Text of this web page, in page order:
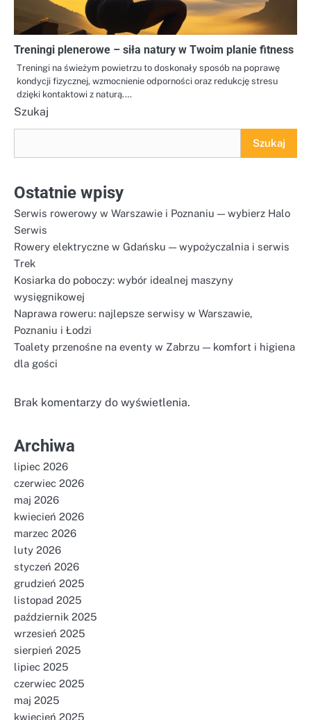
Treningi plenerowe – siła natury w Twoim planie fitness
Treningi na świeżym powietrzu to doskonały sposób na poprawę
kondycji fizycznej, wzmocnienie odporności oraz redukcję stresu
dzięki kontaktowi z naturą.…
Szukaj
Szukaj
Ostatnie wpisy
Serwis rowerowy w Warszawie i Poznaniu — wybierz Halo
Serwis
Rowery elektryczne w Gdańsku — wypożyczalnia i serwis
Trek
Kosiarka do poboczy: wybór idealnej maszyny
wysięgnikowej
Naprawa roweru: najlepsze serwisy w Warszawie,
Poznaniu i Łodzi
Toalety przenośne na eventy w Zabrzu — komfort i higiena
dla gości
Brak komentarzy do wyświetlenia.
Archiwa
lipiec 2026
czerwiec 2026
maj 2026
kwiecień 2026
marzec 2026
luty 2026
styczeń 2026
grudzień 2025
listopad 2025
październik 2025
wrzesień 2025
sierpień 2025
lipiec 2025
czerwiec 2025
maj 2025
kwiecień 2025